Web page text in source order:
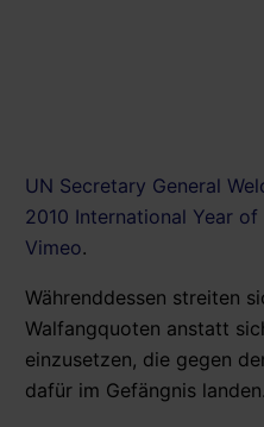
UN Secretary General
2010 International Year
Vimeo.
Währenddessen streiten
Walfangquoten anstatt
einzusetzen, die gegen
dafür im Gefängnis landen.